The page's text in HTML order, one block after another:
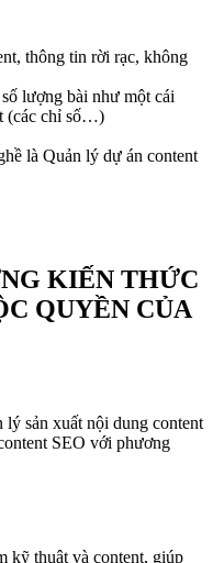
thông tin rời rạc, không
lượng bài như một cái
(các chỉ số…)
là Quản lý dự án content
KIẾN THỨC
QUYỀN CỦA
sản xuất nội dung content
SEO với phương
kỹ thuật và content, giúp